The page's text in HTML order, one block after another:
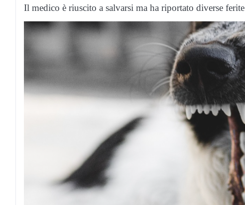
Il medico è riuscito a salvarsi ma ha riportato diverse ferite